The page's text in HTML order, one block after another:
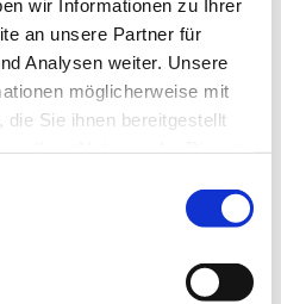
wir Informationen zu Ihrer
an unsere Partner für
Analysen weiter. Unsere
möglicherweise mit
Sie ihnen bereitgestellt